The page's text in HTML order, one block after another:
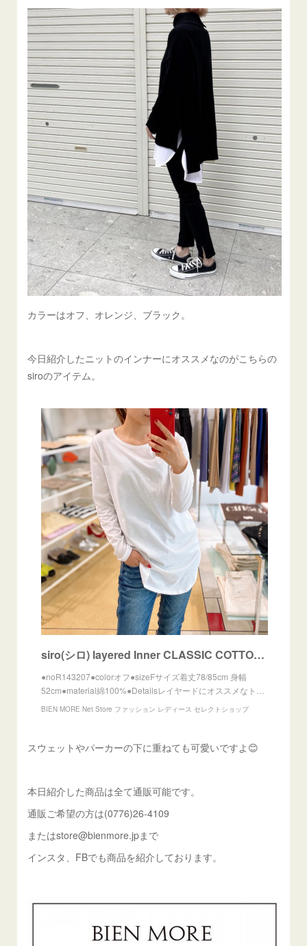
カラーはオフ、オレンジ、ブラック。
今日紹介したニットのインナーにオススメなのがこちらの
siroのアイテム。
siro(シロ) layered Inner CLASSIC COTTON round p/o 2021秋物新作 | BIEN MORE Net Store ファッション レディース セレクトショップ
●noR143207●colorオフ●sizeFサイズ着丈78/85cm 身幅
52cm●material綿100%●Detailsレイヤードにオススメなト…
BIEN MORE Net Store ファッション レディース セレクトショップ
スウェットやパーカーの下に重ねても可愛いですよ😊
本日紹介した商品は全て通販可能です。
通販ご希望の方は(0776)26-4109
またはstore@bienmore.jpまで
インスタ、FBでも商品を紹介しております。